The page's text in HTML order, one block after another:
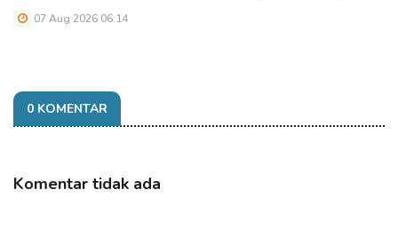
07 Aug 2026 06:14
0 KOMENTAR
Komentar tidak ada